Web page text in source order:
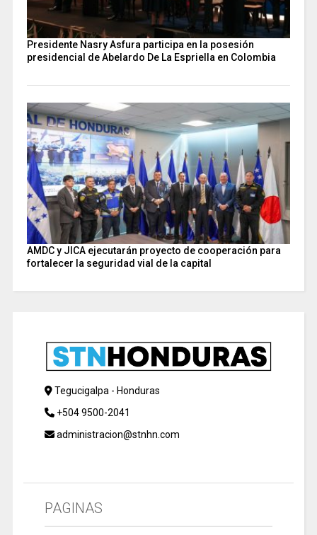
Presidente Nasry Asfura participa en la posesión
presidencial de Abelardo De La Espriella en Colombia
AMDC y JICA ejecutarán proyecto de cooperación para
fortalecer la seguridad vial de la capital
Tegucigalpa - Honduras
+504 9500-2041
administracion@stnhn.com
PAGINAS